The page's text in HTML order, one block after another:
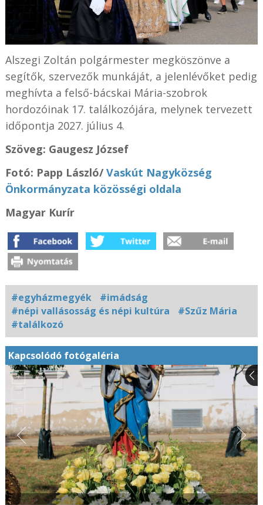
Alszegi Zoltán polgármester megköszönve a
segítők, szervezők munkáját, a jelenlévőket pedig
meghívta a felső-bácskai Mária-szobrok
hordozóinak 17. találkozójára, melynek tervezett
időpontja 2027. július 4.
Szöveg: Gaugesz József
Fotó: Papp László/Vaskút Nagyközség
Önkormányzata közösségi oldala
Magyar Kurír
#egyházmegyék
#imádság
#népi vallásosság és népi kultúra
#Szűz Mária
#találkozó
Kapcsolódó fotógaléria